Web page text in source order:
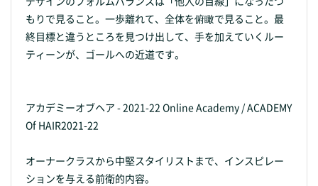
もりで見ること。一歩離れて、全体を俯瞰で見ること。最
終目標と違うところを見つけ出して、手を加えていくルー
ティーンが、ゴールへの近道です。
アカデミーオブヘア - 2021-22 Online Academy / ACADEMY
Of HAIR2021-22
オーナークラスから中堅スタイリストまで、インスピレー
ションを与える前衛的内容。